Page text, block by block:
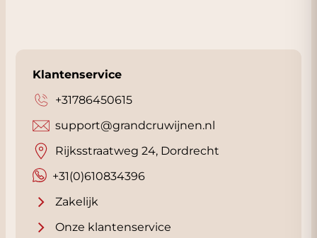
Klantenservice
+31786450615
+31(0)610834396
support@grandcruwijnen.nl
Rijksstraatweg 24, Dordrecht
Zakelijk
Onze klantenservice